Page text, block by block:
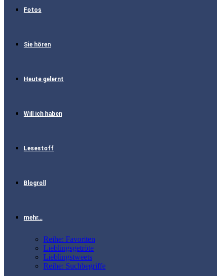
Fotos
Sie hören
Heute gelernt
Will ich haben
Lesestoff
Blogroll
mehr…
Reihe: Favoriten
Lieblingsgetröte
Lieblingstweets
Reihe: Suchbegriffe